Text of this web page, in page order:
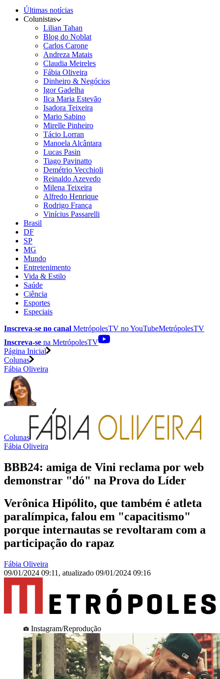
Últimas notícias
Colunistas
Lilian Tahan
Blog do Noblat
Carlos Carone
Andreza Matais
Claudia Meireles
Fábia Oliveira
Dinheiro & Negócios
Igor Gadelha
Ilca Maria Estevão
Isadora Teixeira
Mario Sabino
Mirelle Pinheiro
Tácio Lorran
Manoela Alcântara
Lucas Pasin
Tiago Pavinatto
Demétrio Vecchioli
Reinaldo Azevedo
Milena Teixeira
Alfredo Henrique
Rodrigo França
Vinícius Passarelli
Brasil
DF
SP
MG
Mundo
Entretenimento
Vida & Estilo
Saúde
Ciência
Esportes
Especiais
Inscreva-se no canal MetrópolesTV noYouTubeMetrópolesTV
Inscreva-se na MetrópolesTV
Página Inicial
Colunas
Fábia Oliveira
Colunas
Fábia Oliveira
BBB24: amiga de Vini reclama por web
demonstrar "dó" na Prova do Líder
Verônica Hipólito, que também é atleta
paralímpica, falou em "capacitismo"
porque internautas se revoltaram com a
participação do rapaz
Fábia Oliveira
09/01/2024 09:11 , atualizado 09/01/2024 09:16
Instagram/Reprodução